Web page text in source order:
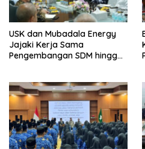
USK dan Mubadala Energy
Jajaki Kerja Sama
Pengembangan SDM hingga